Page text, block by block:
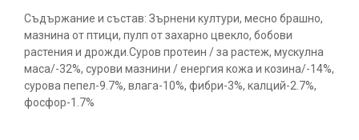
Съдържание и състав: Зърнени култури, месно брашно,
мазнина от птици, пулп от захарно цвекло, бобови
растения и дрожди.Суров протеин / за растеж, мускулна
маса/-32%, сурови мазнини / енергия кожа и козина/-14%,
сурова пепел-9.7%, влага-10%, фибри-3%, калций-2.7%,
фосфор-1.7%